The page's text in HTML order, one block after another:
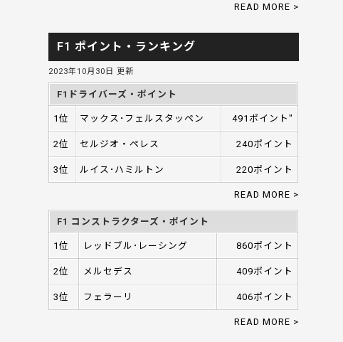
READ MORE >
F1 ポイント・ランキング
2023年10月30日 更新
F1ドライバーズ・ポイント
1位 マックス･フェルスタッペン 491ポイント"
2位 セルジオ・ペレス 240ポイント
3位 ルイス･ハミルトン 220ポイント
READ MORE >
F1 コンストラクターズ・ポイント
1位 レッドブル･レーシング 860ポイント
2位 メルセデス 409ポイント
3位 フェラーリ 406ポイント
READ MORE >